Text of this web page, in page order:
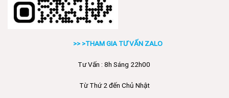
>> >THAM GIA TƯ VẤN ZALO
Tư Vấn : 8h Sáng 22h00
Từ Thứ 2 đến Chủ Nhật